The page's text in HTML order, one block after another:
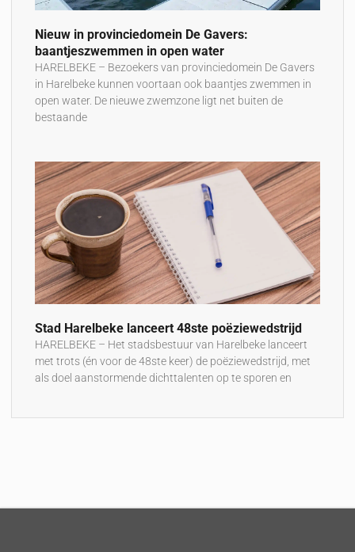
Nieuw in provinciedomein De Gavers:
baantjeszwemmen in open water
HARELBEKE – Bezoekers van provinciedomein De Gavers
in Harelbeke kunnen voortaan ook baantjes zwemmen in
open water. De nieuwe zwemzone ligt net buiten de
bestaande
Stad Harelbeke lanceert 48ste poëziewedstrijd
HARELBEKE – Het stadsbestuur van Harelbeke lanceert
met trots (én voor de 48ste keer) de poëziewedstrijd, met
als doel aanstormende dichttalenten op te sporen en